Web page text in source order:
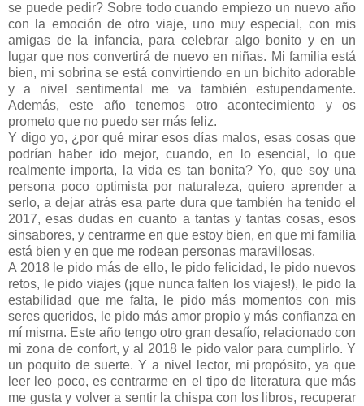
se puede pedir? Sobre todo cuando empiezo un nuevo año
con la emoción de otro viaje, uno muy especial, con mis
amigas de la infancia, para celebrar algo bonito y en un
lugar que nos convertirá de nuevo en niñas. Mi familia está
bien, mi sobrina se está convirtiendo en un bichito adorable
y a nivel sentimental me va también estupendamente.
Además, este año tenemos otro acontecimiento y os
prometo que no puedo ser más feliz.
Y digo yo, ¿por qué mirar esos días malos, esas cosas que
podrían haber ido mejor, cuando, en lo esencial, lo que
realmente importa, la vida es tan bonita? Yo, que soy una
persona poco optimista por naturaleza, quiero aprender a
serlo, a dejar atrás esa parte dura que también ha tenido el
2017, esas dudas en cuanto a tantas y tantas cosas, esos
sinsabores, y centrarme en que estoy bien, en que mi familia
está bien y en que me rodean personas maravillosas.
A 2018 le pido más de ello, le pido felicidad, le pido nuevos
retos, le pido viajes (¡que nunca falten los viajes!), le pido la
estabilidad que me falta, le pido más momentos con mis
seres queridos, le pido más amor propio y más confianza en
mí misma. Este año tengo otro gran desafío, relacionado con
mi zona de confort, y al 2018 le pido valor para cumplirlo. Y
un poquito de suerte. Y a nivel lector, mi propósito, ya que
leer leo poco, es centrarme en el tipo de literatura que más
me gusta y volver a sentir la chispa con los libros, recuperar